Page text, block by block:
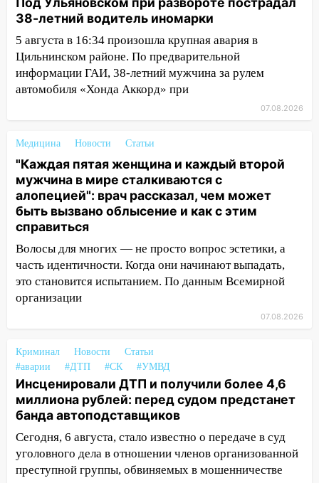
18:02 В Ульяновск едут звезды
баскетбола!
17:08 Ульяновский областной суд
оставил в силе приговор руководству
«УльяновскФармации» за махинации на
Ульяновска успешно выступили на
Чемпионате России
16:02 В Ульяновской области убрали
более 28% площадей зерновых и
зернобобовых культур
15:51 Бросила кирпич в жену брата: в
Ульяновской области завели дело на
агрессивную женщину
15:47 На улице Радищева сбили
курьера: крупная авария в Ульяновске
новый кавалер женщины оказался
рецидивистом
14:26 В Ульяновске ограничат движение
по улице Ефремова
14:23 67% ульяновцев готовы
передумать увольняться, если им
повысят зарплату
38-летний водитель иномарки
5 августа в 16:34 произошла крупная авария в
Цильнинском районе. По предварительной
информации ГАИ, 38-летний мужчина за рулем
автомобиля «Хонда Аккорд» при
07.08.2026
Медицина Новости Статьи
"Каждая пятая женщина и каждый второй
мужчина в мире сталкиваются с
алопецией": врач рассказал, чем может
быть вызвано облысение и как с этим
справиться
Волосы для многих — не просто вопрос эстетики, а
часть идентичности. Когда они начинают выпадать,
это становится испытанием. По данным Всемирной
организации
07.08.2026
Криминал Новости
Статьи
#аварии
#ДТП #СК #УМВД
Инсценировали ДТП и получили более 4,6
миллиона рублей: перед судом предстанет
банда автоподставщиков
Сегодня, 6 августа, стало известно о передаче в суд
уголовного дела в отношении членов организованной
преступной группы, обвиняемых в мошенничестве